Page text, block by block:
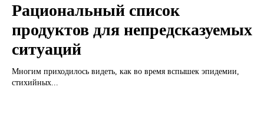
Рациональный список
продуктов для непредсказуемых
ситуаций
Многим приходилось видеть, как во время вспышек эпидемии,
стихийных...